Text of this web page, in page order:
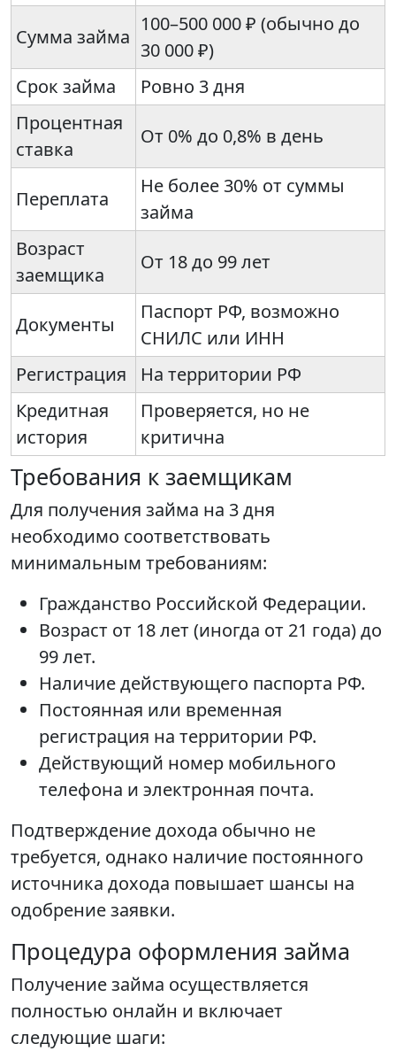
Сумма займа
100–500 000 ₽ (обычно до
30 000 ₽)
Срок займа
Ровно 3 дня
Процентная
ставка
От 0% до 0,8% в день
Переплата
Не более 30% от суммы
займа
Возраст
заемщика
От 18 до 99 лет
Документы
Паспорт РФ, возможно
СНИЛС или ИНН
Регистрация
На территории РФ
Кредитная
история
Проверяется, но не
критична
Требования к заемщикам
Для получения займа на 3 дня
необходимо соответствовать
минимальным требованиям:
Гражданство Российской Федерации.
Возраст от 18 лет (иногда от 21 года) до
99 лет.
Наличие действующего паспорта РФ.
Постоянная или временная
регистрация на территории РФ.
Действующий номер мобильного
телефона и электронная почта.
Подтверждение дохода обычно не
требуется, однако наличие постоянного
источника дохода повышает шансы на
одобрение заявки.
Процедура оформления займа
Получение займа осуществляется
полностью онлайн и включает
следующие шаги: